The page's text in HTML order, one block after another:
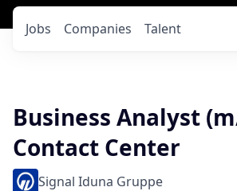
Jobs Companies Talent
Business Analyst
Contact Center
Signal Iduna Gruppe